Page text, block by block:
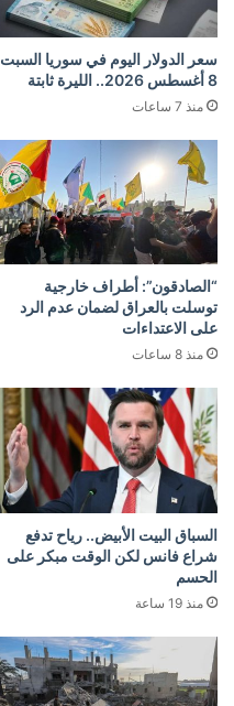
سعر الدولار اليوم في سوريا السبت
8 أغسطس 2026.. الليرة ثابتة
منذ 7 ساعات
“الصادقون”: أطراف خارجية
توسلت بالعراق لضمان عدم الرد
على الاعتداءات
منذ 8 ساعات
السباق البيت الأبيض.. رياح تدفع
شراع فانس لكن الوقت مبكر على
الحسم
منذ 19 ساعة